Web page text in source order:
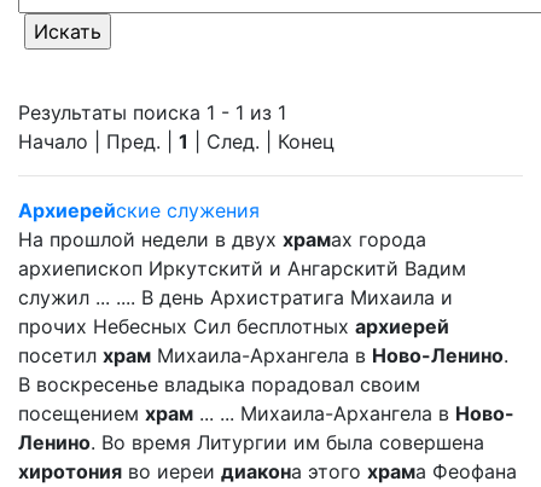
Результаты поиска 1 - 1 из 1
Начало | Пред. | 1 | След. | Конец
Архиерейские служения
На прошлой недели в двух храмах города
архиепископ Иркутскитй и Ангарскитй Вадим
служил ... .... В день Архистратига Михаила и
прочих Небесных Сил бесплотных архиерей
посетил храм Михаила-Архангела в Ново-Ленино.
В воскресенье владыка порадовал своим
посещением храм ... ... Михаила-Архангела в Ново-
Ленино. Во время Литургии им была совершена
хиротония во иереи диакона этого храма Феофана